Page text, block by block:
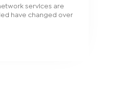
services are
have changed over